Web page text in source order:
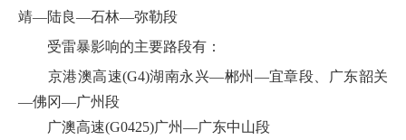
靖—陆良—石林—弥勒段
受雷暴影响的主要路段有：
京港澳高速(G4)湖南永兴—郴州—宜章段、广东韶关
—佛冈—广州段
广澳高速(G0425)广州—广东中山段